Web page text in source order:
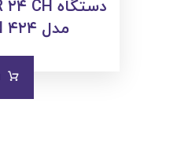
مدل QC- MX MAXON ۴۲۴